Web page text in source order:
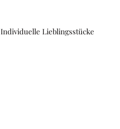
Individuelle Lieblingsstücke